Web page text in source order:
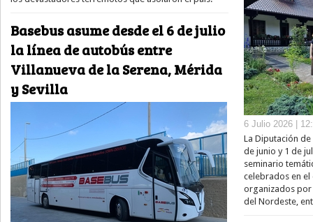
Basebus asume desde el 6 de julio
la línea de autobús entre
Villanueva de la Serena, Mérida
y Sevilla
6 Julio 2026 |
La Diputación
de junio y 1 de
seminario
celebrados en el
organizados por
del Nordeste,